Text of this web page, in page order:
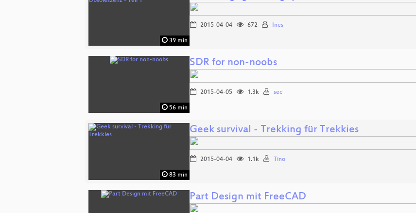
39 min
2015-04-04 672 Ines
56 min
SDR for non-noobs
2015-04-05 1.3k sec
83 min
Geek survival - Trekking für Trekkies
2015-04-04 1.1k Tino
Part Design mit FreeCAD